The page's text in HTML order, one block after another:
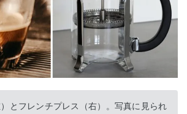
とフレンチプレス（右）。写真に見られ